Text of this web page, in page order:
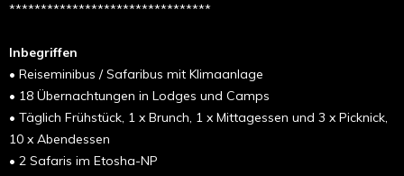
********************************
Inbegriffen
• Reiseminibus / Safaribus mit Klimaanlage
• 18 Übernachtungen in Lodges und Camps
• Täglich Frühstück, 1 x Brunch, 1 x Mittagessen und 3 x Picknick,
10 x Abendessen
• 2 Safaris im Etosha-NP